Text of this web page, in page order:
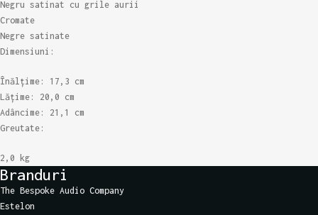
Negru satinat cu grile aurii
Cromate
Negre satinate
Dimensiuni:
Înălțime: 17,3 cm
Lățime: 20,0 cm
Adâncime: 21,1 cm
Greutate:
2,0 kg
Branduri
The Bespoke Audio Company
Estelon